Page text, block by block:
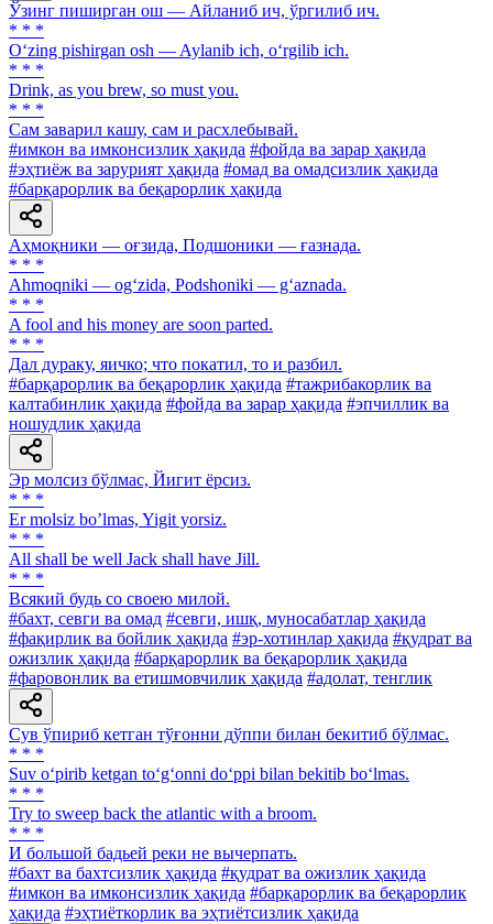
Ўзинг пиширган ош — Айланиб ич, ўргилиб ич.
* * *
O‘zing pishirgan osh — Aylanib ich, o‘rgilib ich.
* * *
Drink, аs you brew, so must you.
* * *
Сам заварил кашу, сам и расхлебывай.
#имкон ва имконсизлик ҳақида #фойда ва зарар ҳақида
#эҳтиёж ва зарурият ҳақида #омад ва омадсизлик ҳақида
#барқарорлик ва беқарорлик ҳақида
Аҳмоқники — оғзида, Подшоники — ғазнада.
* * *
Ahmoqniki — og‘zida, Podshoniki — g‘aznada.
* * *
A fool and his money are soon parted.
* * *
Дал дураку, яичко; что покатил, то и разбил.
#барқарорлик ва беқарорлик ҳақида #тажрибакорлик ва
калтабинлик ҳақида #фойда ва зарар ҳақида #эпчиллик ва
ношудлик ҳақида
Эр молсиз бўлмас, Йигит ёрсиз.
* * *
Er molsiz boʼlmas, Yigit yorsiz.
* * *
All shall be well Jack shall have Jill.
* * *
Всякий будь со своею милой.
#бахт, севги ва омад #севги, ишқ, муносабатлар ҳақида
#фақирлик ва бойлик ҳақида #эр-хотинлар ҳақида #қудрат ва
ожизлик ҳақида #барқарорлик ва беқарорлик ҳақида
#фаровонлик ва етишмовчилик ҳақида #адолат, тенглик
Сув ўпириб кетган тўғонни дўппи билан бекитиб бўлмас.
* * *
Suv o‘pirib ketgan to‘g‘onni do‘ppi bilan bekitib bo‘lmas.
* * *
Try to sweep back the atlantic with a broom.
* * *
И большой бадьей реки не вычерпать.
#бахт ва бахтсизлик ҳақида #қудрат ва ожизлик ҳақида
#имкон ва имконсизлик ҳақида #барқарорлик ва беқарорлик
ҳақида #эҳтиёткорлик ва эҳтиётсизлик ҳақида